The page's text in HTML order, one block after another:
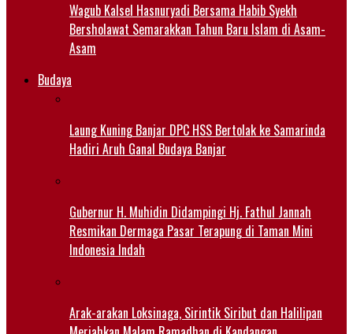
Wagub Kalsel Hasnuryadi Bersama Habib Syekh
Bersholawat Semarakkan Tahun Baru Islam di Asam-
Asam
Budaya
Laung Kuning Banjar DPC HSS Bertolak ke Samarinda
Hadiri Aruh Ganal Budaya Banjar
Gubernur H. Muhidin Didampingi Hj. Fathul Jannah
Resmikan Dermaga Pasar Terapung di Taman Mini
Indonesia Indah
Arak-arakan Loksinaga, Sirintik Siribut dan Halilipan